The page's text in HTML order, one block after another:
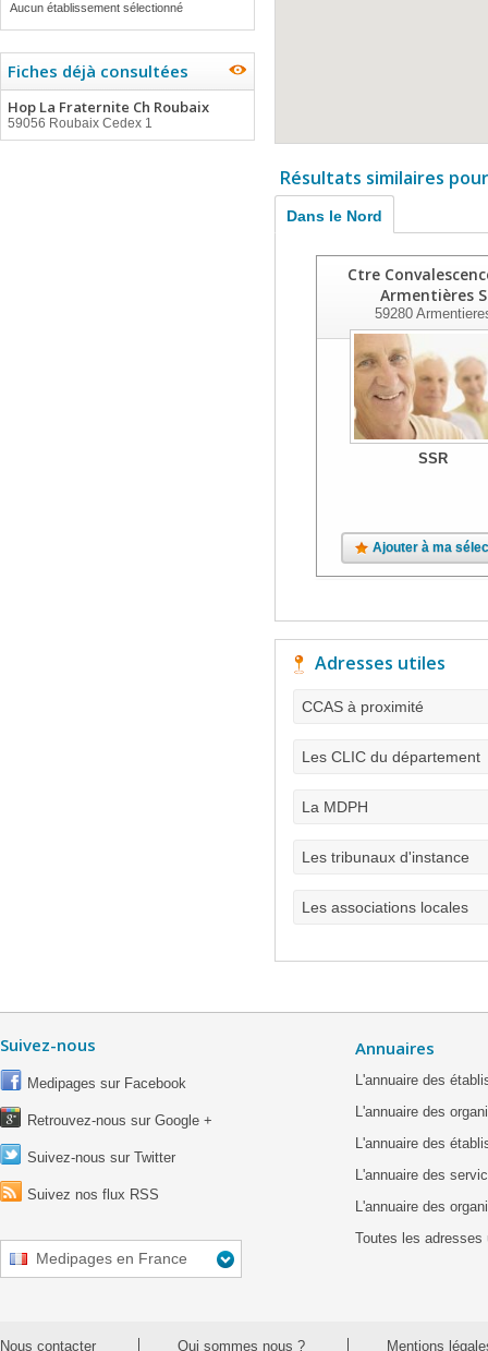
Aucun établissement sélectionné
Fiches déjà consultées
Hop La Fraternite Ch Roubaix
59056 Roubaix Cedex 1
Résultats similaires
Dans le Nord
Ctre
Armentières S
59280
SSR
Ajouter à ma
Adresses utiles
CCAS à proximité
Les CLIC du département
La MDPH
Les tribunaux d'instance
Les associations locales
Suivez-nous
Medipages sur Facebook
Retrouvez-nous sur Google +
Suivez-nous sur Twitter
Suivez nos flux RSS
Medipages en France
Annuaires
L'annuaire des
L'annuaire des
L'annuaire des
L'annuaire des
L'annuaire des
Toutes les adresses
Nous contacter Qui sommes nous ? Mentions